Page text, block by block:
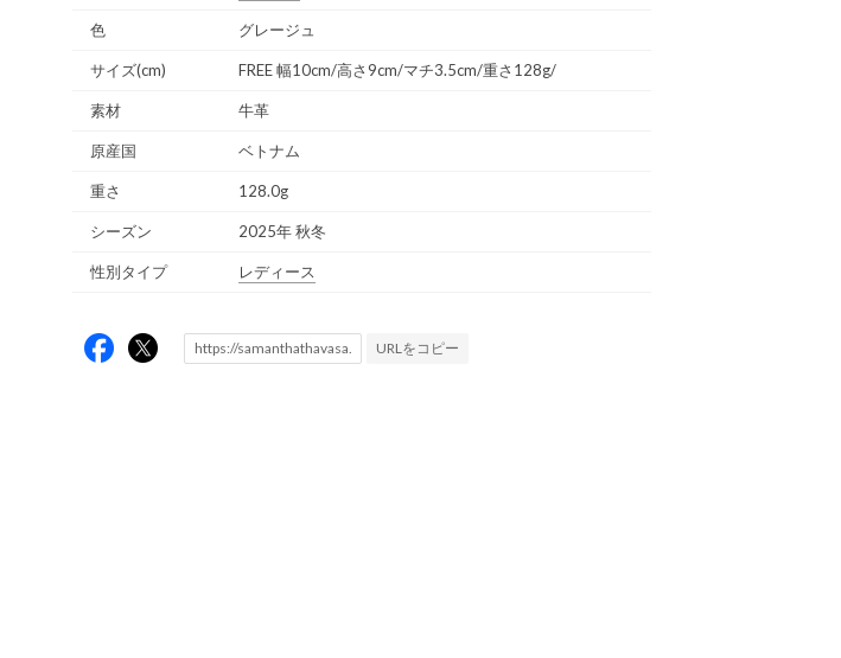
色 グレージュ
サイズ(cm) FREE 幅10cm/高さ9cm/マチ3.5cm/重さ128g/
素材 牛革
原産国 ベトナム
重さ 128.0g
シーズン 2025年 秋冬
性別タイプ レディース
URLをコピー